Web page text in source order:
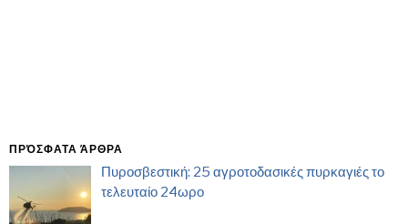
ΠΡΌΣΦΑΤΑ ΆΡΘΡΑ
Πυροσβεστική: 25 αγροτοδασικές πυρκαγιές το
τελευταίο 24ωρο